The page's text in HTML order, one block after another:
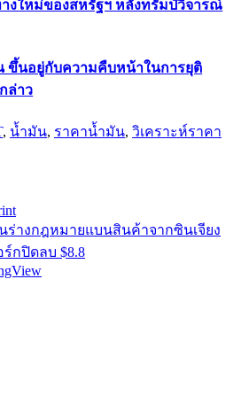
งใหม่ของสหรัฐฯ หลังทรัมป์วิจารณ์
ขึ้นอยู่กับความคืบหน้าในการยุติ
ล่าว
, น้ำมัน, ราคาน้ำมัน, วิเคราะห์ราคา
ร่างกฎหมายแบนสินค้าจากซินเจียง
กปิดลบ $8.8